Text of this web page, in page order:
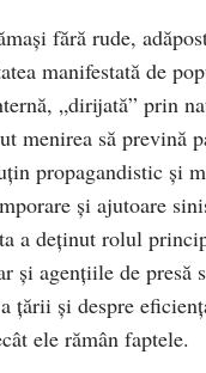
fără rude,
manifestată de
„dirijată” prin
menirea să prevină
propagandistic şi
şi ajutoare
a deţinut rolul
şi agenţiile de
ţării şi despre
ele rămân faptele.